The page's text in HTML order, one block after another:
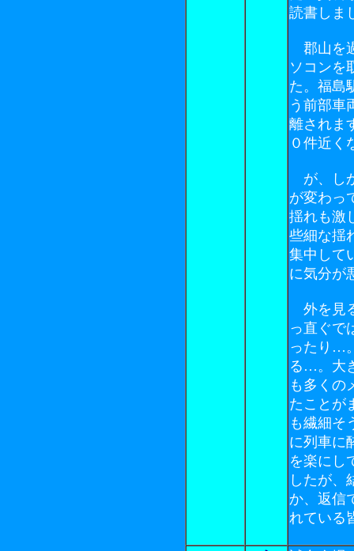
読書しま
郡山を
ソコンを
た。福島
う前部車
離されま
０件近く
が、し
が変わっ
揺れも激
些細な揺
集中して
に気分が
外を見
っ直ぐで
ったり…
る…。大
も多くの
たことが
も繊細そ
に列車に
を楽にし
したが、
か、返信
れている